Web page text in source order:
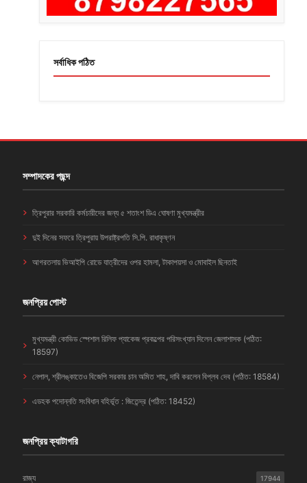
সর্বাধিক পঠিত
সম্পাদকের পছন্দ
ত্রিপুরার সরকারি কর্মচারীদের জন্য ৫ শতাংশ ডিএ ঘোষণা মুখ্যমন্ত্রীর
দুই দিনের সফরে ত্রিপুরায় উপরাষ্ট্রপতি সি.পি. রাধাকৃষ্ণন
আগরতলায় ভিআইপি রোডে যাত্রীদের ওপর হামলা, টাকাপয়সা ও মোবাইল ছিনতাই
জনপ্রিয় পোস্ট
মুখ্যমন্ত্রী কোভিড স্পেশাল রিলিফ প্যাকেজ প্রকল্পের পরিসংখ্যান দিলেন জেলাশাসক (পঠিত:
18597)
নেপাল, শ্রীলঙ্কাতেও বিজেপি সরকার চান অমিত শাহ, দাবি করলেন বিপ্লব দেব (পঠিত: 18584)
এডহক পদোন্নতি সংবিধান বহির্ভূত : জিতেন্দ্র (পঠিত: 18452)
জনপ্রিয় ক্যাটাগরি
রাজ্য 17944